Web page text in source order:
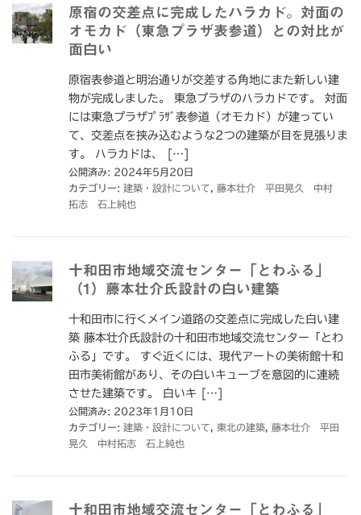
原宿の交差点に完成したハラカド。対面の
オモカド（東急プラザ表参道）との対比が
面白い
原宿表参道と明治通りが交差する角地にまた新しい建
物が完成しました。 東急プラザのハラカドです。 対面
には東急プラザﾌﾟﾗｻﾞ表参道（オモカド）が建ってい
て、交差点を挟み込むような2つの建築が目を見張りま
す。 ハラカドは、 […]
公開済み: 2024年5月20日
カテゴリー: 建築・設計について
藤本壮介 平田晃久 中村
拓志 石上純也
十和田市地域交流センター「とわふる」
（1）藤本壮介氏設計の白い建築
十和田市に行くメイン道路の交差点に完成した白い建
築 藤本壮介氏設計の十和田市地域交流センター「とわ
ふる」です。 すぐ近くには、現代アートの美術館十和
田市美術館があり、その白いキューブを意図的に連続
させた建築です。 白いキ […]
公開済み: 2023年1月10日
カテゴリー: 建築・設計について 東北の建築
藤本壮介 平田
晃久 中村拓志 石上純也
十和田市地域交流センター「とわふる」